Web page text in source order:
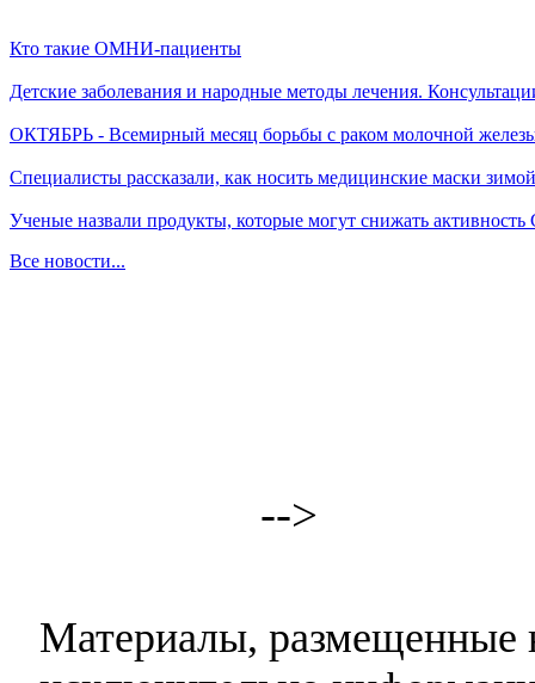
Кто такие ОМНИ-пациенты
Детские заболевания и народные методы лечения.
ОКТЯБРЬ - Всемирный месяц борьбы с раком молочной
Специалисты рассказали, как носить медицинские маски зимой
Ученые назвали продукты, которые могут снижать
Все новости...
-->
Материалы, размещенные